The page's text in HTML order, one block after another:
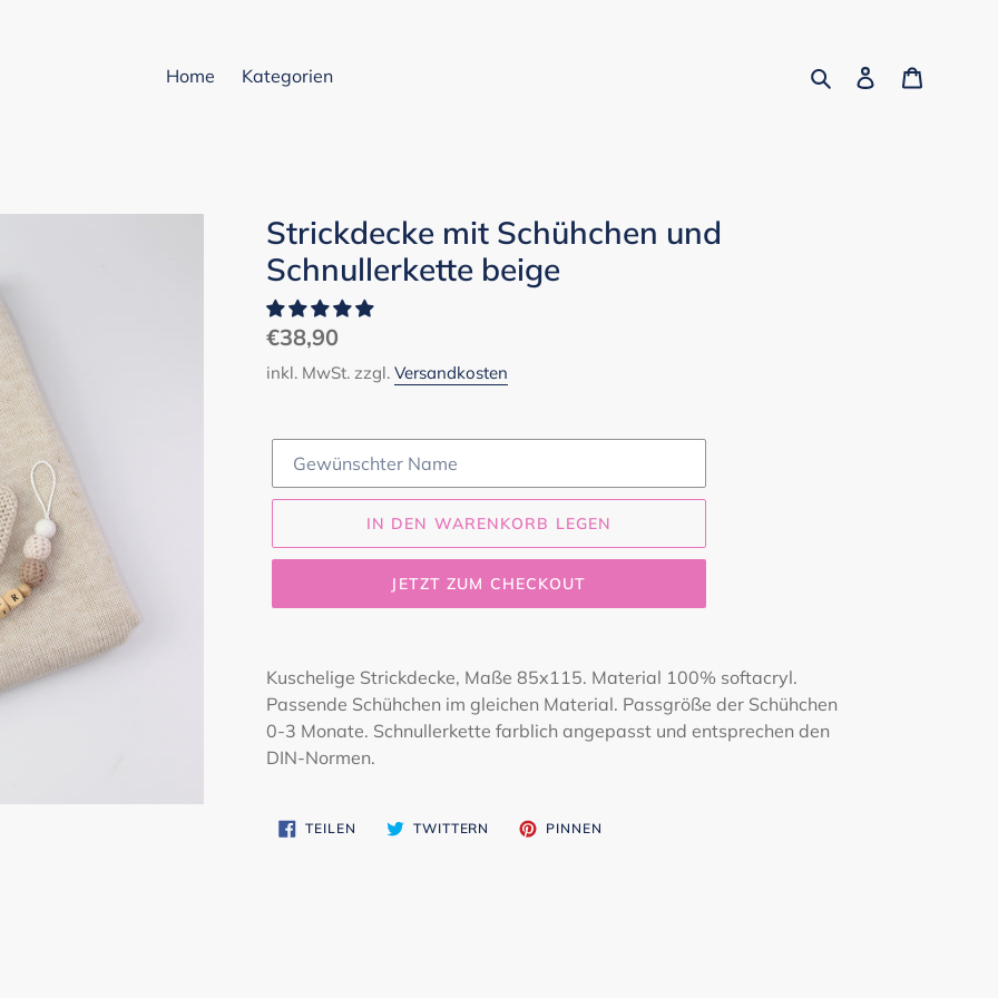
Home Kategorien SuchenEinloggen
Strickdecke mit Schühchen und
Schnullerkette beige
Normaler
Preis
€38,90
inkl. MwSt. zzgl. Versandkosten
IN DEN WARENKORB LEGEN
JETZT ZUM CHECKOUT
wird
zum
Warenkorb
hinzugefügt
Kuschelige Strickdecke, Maße 85x115. Material 100% softacryl.
Passende Schühchen im gleichen Material. Passgröße der Schühchen
0-3 Monate. Schnullerkette farblich angepasst und entsprechen den
DIN-Normen.
TEILEN
FACEBOOK
TWITTERN AUF
TWITTER
PINNEN